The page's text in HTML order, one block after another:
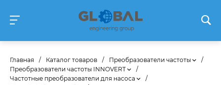
Главная / Каталог товаров / Преобразователи частоты
/
Преобразователи частоты INNOVERT
/
Частотные преобразователи для насоса
/